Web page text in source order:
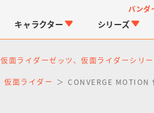
バンダ
キャラクター シリーズ
面ライダーゼッツ、仮面ライダーシリ
仮面ライダー CONVERGE MOTION